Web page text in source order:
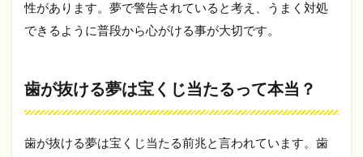
歯が
生え
に歯
夢
性があります。夢で警告されていると考え、うまく対処
できるように普段から心がける事が大切です。
歯が抜ける夢は宝くじ当たるって本当？
歯が抜ける夢は宝くじ当たる前兆と言われています。歯